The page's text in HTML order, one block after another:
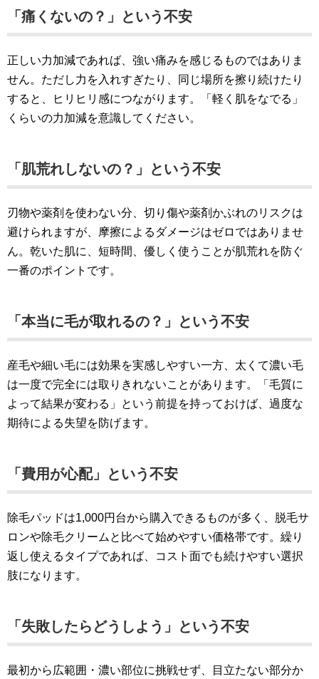
「痛くないの？」という不安
正しい力加減であれば、強い痛みを感じるものではありま
せん。ただし力を入れすぎたり、同じ場所を擦り続けたり
すると、ヒリヒリ感につながります。「軽く肌をなでる」
くらいの力加減を意識してください。
「肌荒れしないの？」という不安
刃物や薬剤を使わない分、切り傷や薬剤かぶれのリスクは
避けられますが、摩擦によるダメージはゼロではありませ
ん。乾いた肌に、短時間、優しく使うことが肌荒れを防ぐ
一番のポイントです。
「本当に毛が取れるの？」という不安
産毛や細い毛には効果を実感しやすい一方、太くて濃い毛
は一度で完全には取りきれないことがあります。「毛質に
よって結果が変わる」という前提を持っておけば、過度な
期待による失望を防げます。
「費用が心配」という不安
除毛パッドは1,000円台から購入できるものが多く、脱毛サ
ロンや除毛クリームと比べて始めやすい価格帯です。繰り
返し使えるタイプであれば、コスト面でも続けやすい選択
肢になります。
「失敗したらどうしよう」という不安
最初から広範囲・濃い部位に挑戦せず、目立たない部分か